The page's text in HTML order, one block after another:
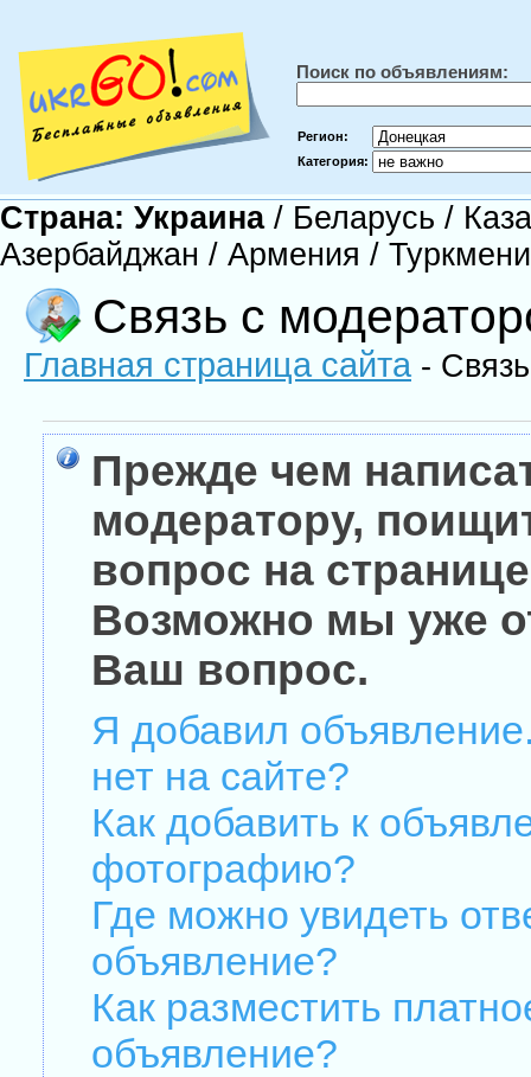
Поиск по объявлениям:
Регион:
Категория:
Страна: Украина / Беларусь /
Азербайджан / Армения /
Связь с
Главная страница сайта -
Прежде чем
модератору,
вопрос на
Возможно мы уже
Ваш вопрос.
Я добавил
нет на сайте?
Как добавить к
фотографию?
Где можно увидеть
объявление?
Как разместить
объявление?